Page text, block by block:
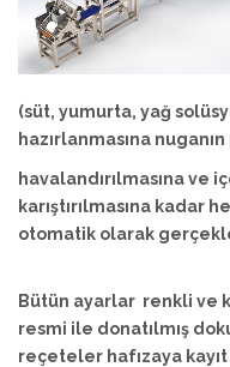
(süt, yumurta, yağ
hazırlanmasına
havalandırılmasına ve
karıştırılmasına kadar
otomatik olarak
Bütün ayarlar renkli ve
resmi ile donatılmış
reçeteler hafızaya kayıt